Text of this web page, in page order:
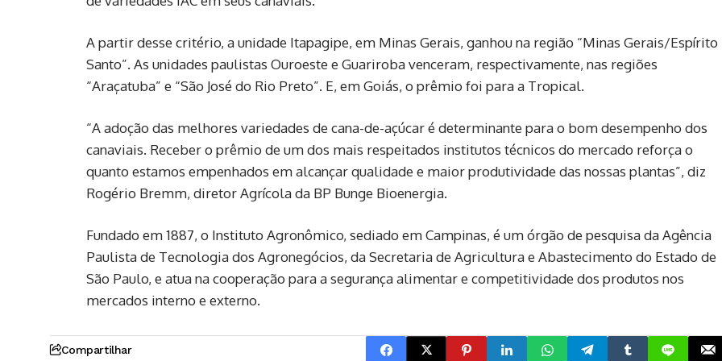
A partir desse critério, a unidade Itapagipe, em Minas Gerais, ganhou na região “Minas Gerais/Espírito
Santo”. As unidades paulistas Ouroeste e Guariroba venceram, respectivamente, nas regiões
“Araçatuba” e “São José do Rio Preto”. E, em Goiás, o prêmio foi para a Tropical.
“A adoção das melhores variedades de cana-de-açúcar é determinante para o bom desempenho dos
canaviais. Receber o prêmio de um dos mais respeitados institutos técnicos do mercado reforça o
quanto estamos empenhados em alcançar qualidade e maior produtividade das nossas plantas”, diz
Rogério Bremm, diretor Agrícola da BP Bunge Bioenergia.
Fundado em 1887, o Instituto Agronômico, sediado em Campinas, é um órgão de pesquisa da Agência
Paulista de Tecnologia dos Agronegócios, da Secretaria de Agricultura e Abastecimento do Estado de
São Paulo, e atua na cooperação para a segurança alimentar e competitividade dos produtos nos
mercados interno e externo.
Compartilhar